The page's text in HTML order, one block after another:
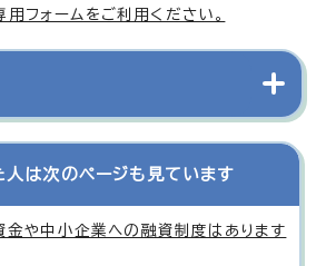
フォームをご利用ください。
人は次のページも見ています
金や中小企業への融資制度はあります